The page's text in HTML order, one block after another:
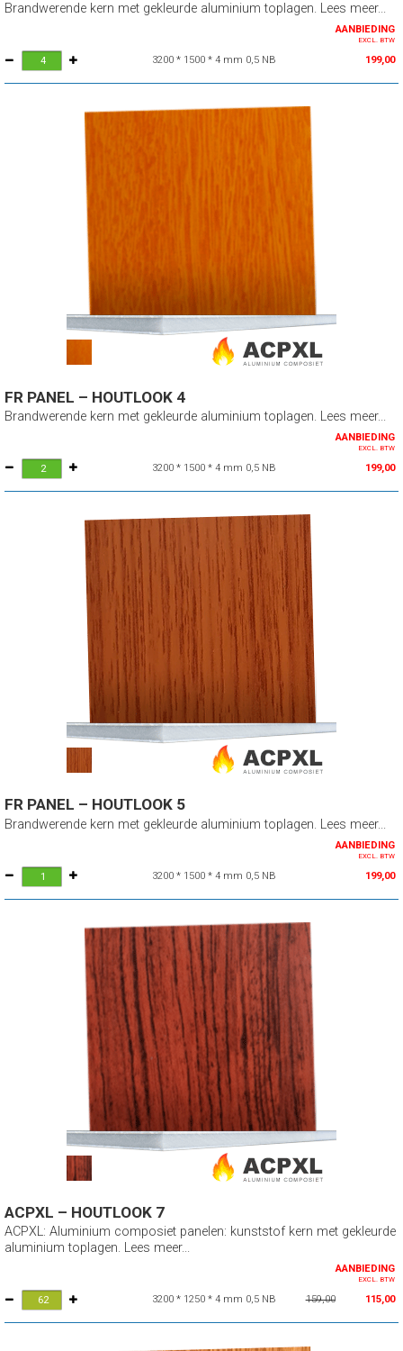
Brandwerende kern met gekleurde aluminium toplagen. Lees meer...
AANBIEDING
EXCL. BTW
3200 * 1500 * 4 mm 0,5 NB 199,00
FR PANEL – HOUTLOOK 4
Brandwerende kern met gekleurde aluminium toplagen. Lees meer...
AANBIEDING
EXCL. BTW
3200 * 1500 * 4 mm 0,5 NB 199,00
FR PANEL – HOUTLOOK 5
Brandwerende kern met gekleurde aluminium toplagen. Lees meer...
AANBIEDING
EXCL. BTW
3200 * 1500 * 4 mm 0,5 NB 199,00
ACPXL – HOUTLOOK 7
ACPXL: Aluminium composiet panelen: kunststof kern met gekleurde
aluminium toplagen. Lees meer...
AANBIEDING
EXCL. BTW
3200 * 1250 * 4 mm 0,5 NB 159,00 115,00